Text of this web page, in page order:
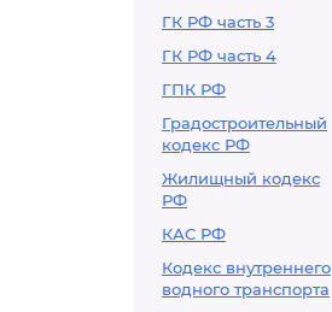
ГК РФ часть 3
ГК РФ часть 4
ГПК РФ
Градостроительный
кодекс РФ
Жилищный кодекс
РФ
КАС РФ
Кодекс внутреннего
водного транспорта